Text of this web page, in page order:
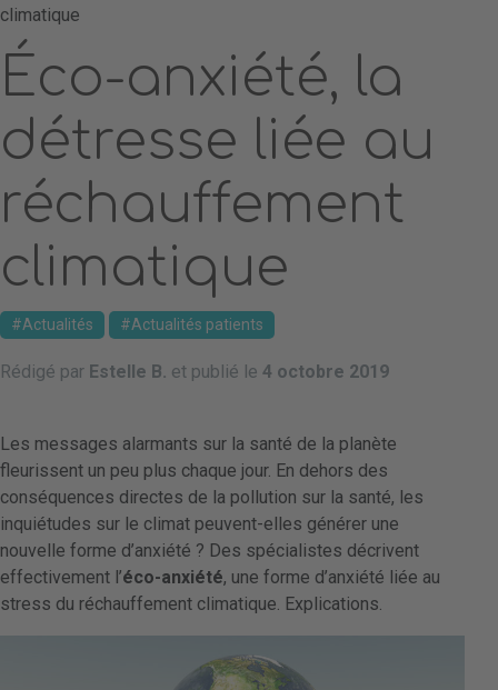
climatique
Éco-anxiété, la
détresse liée au
réchauffement
climatique
Actualités Actualités patients
Rédigé par Estelle B. et publié le 4 octobre 2019
Les messages alarmants sur la santé de la planète
fleurissent un peu plus chaque jour. En dehors des
conséquences directes de la pollution sur la santé, les
inquiétudes sur le climat peuvent-elles générer une
nouvelle forme d’anxiété ? Des spécialistes décrivent
effectivement l’éco-anxiété, une forme d’anxiété liée au
stress du réchauffement climatique. Explications.